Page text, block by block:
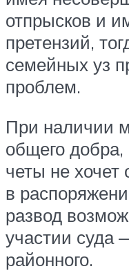
отпрысков и
претензий,
семейных уз
проблем.
При наличии
общего добра,
четы не хочет
в
развод
участии суда
районного.